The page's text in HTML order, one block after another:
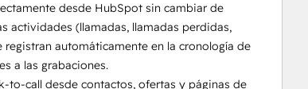
registro de HubSpot sin salir del
notas, grabaciones y etiquetas.
desde HubSpot sin cambiar de
actividades (llamadas, llamadas perdidas,
registran automáticamente en la cronología de
a las grabaciones.
to-call desde contactos, ofertas y páginas de